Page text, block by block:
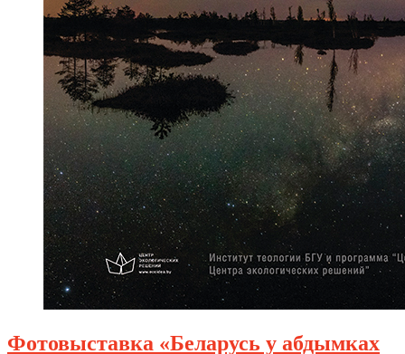
Фотовыставка «Беларусь у абдымках